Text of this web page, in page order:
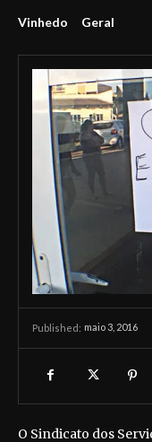
Vinhedo Geral
Published: maio 3, 2016
O Sindicato dos